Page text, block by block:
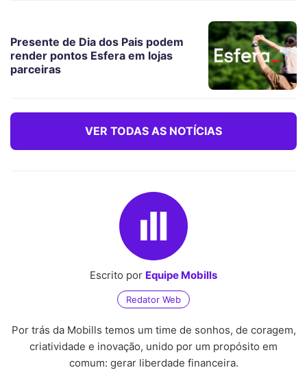
Presente de Dia dos Pais podem
render pontos Esfera em lojas
parceiras
VER TODAS AS NOTÍCIAS
Escrito por Equipe Mobills
Redator Web
Por trás da Mobills temos um time de sonhos, de coragem,
criatividade e inovação, unido por um propósito em
comum: gerar liberdade financeira.